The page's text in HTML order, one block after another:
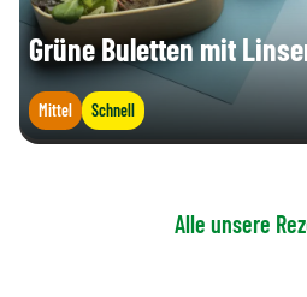
Grüne Buletten mit
Mittel Schnell
Alle unsere